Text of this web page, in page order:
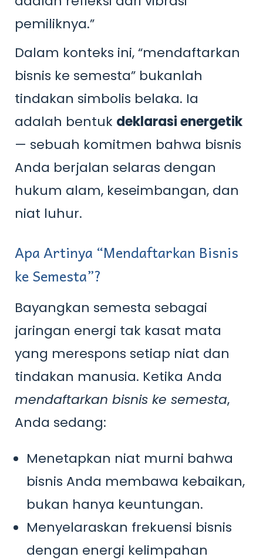
pemiliknya.”
Dalam konteks ini, “mendaftarkan
bisnis ke semesta” bukanlah
tindakan simbolis belaka. Ia
adalah bentuk deklarasi energetik
— sebuah komitmen bahwa bisnis
Anda berjalan selaras dengan
hukum alam, keseimbangan, dan
niat luhur.
Apa Artinya “Mendaftarkan Bisnis
ke Semesta”?
Bayangkan semesta sebagai
jaringan energi tak kasat mata
yang merespons setiap niat dan
tindakan manusia. Ketika Anda
mendaftarkan bisnis ke semesta,
Anda sedang:
Menetapkan niat murni bahwa
bisnis Anda membawa kebaikan,
bukan hanya keuntungan.
Menyelaraskan frekuensi bisnis
dengan energi kelimpahan